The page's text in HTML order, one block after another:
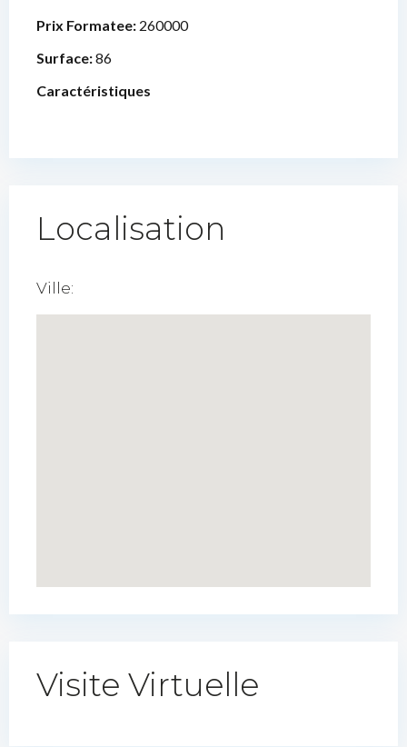
Prix Formatee: 260000
Surface:86
Caractéristiques
Localisation
Ville:
Visite Virtuelle